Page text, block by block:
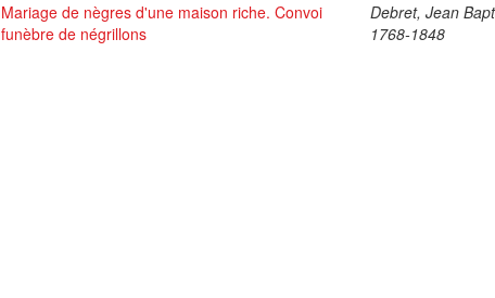
Mariage de nègres d'une maison riche. Convoi
funèbre de négrillons
Debret, Jean
1768-1848